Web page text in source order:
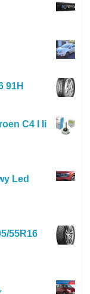
91H
C4 I Ii
Led
55R16